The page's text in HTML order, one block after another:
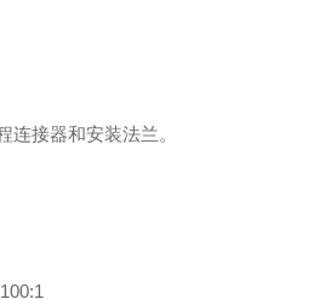
接器和安装法兰。